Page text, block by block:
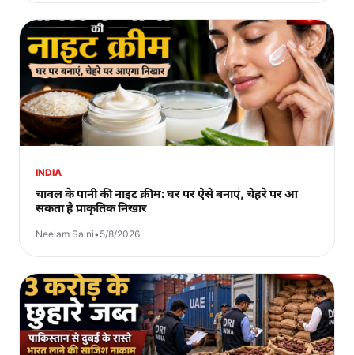
INDIA
चावल के पानी की नाइट क्रीम: घर पर ऐसे बनाएं, चेहरे पर आ
सकता है प्राकृतिक निखार
Neelam Saini•5/8/2026